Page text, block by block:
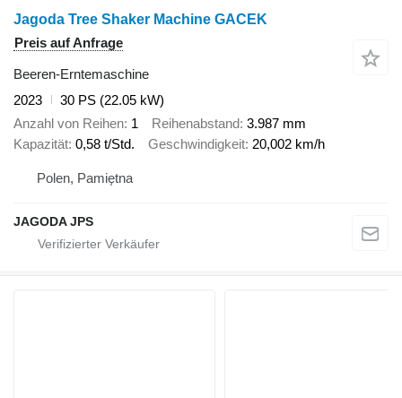
Jagoda Tree Shaker Machine GACEK
Preis auf Anfrage
Beeren-Erntemaschine
2023
30 PS (22.05 kW)
Anzahl von Reihen 1 Reihenabstand 3.987 mm
Kapazität 0,58 t/Std. Geschwindigkeit 20,002 km/h
Polen, Pamiętna
JAGODA JPS